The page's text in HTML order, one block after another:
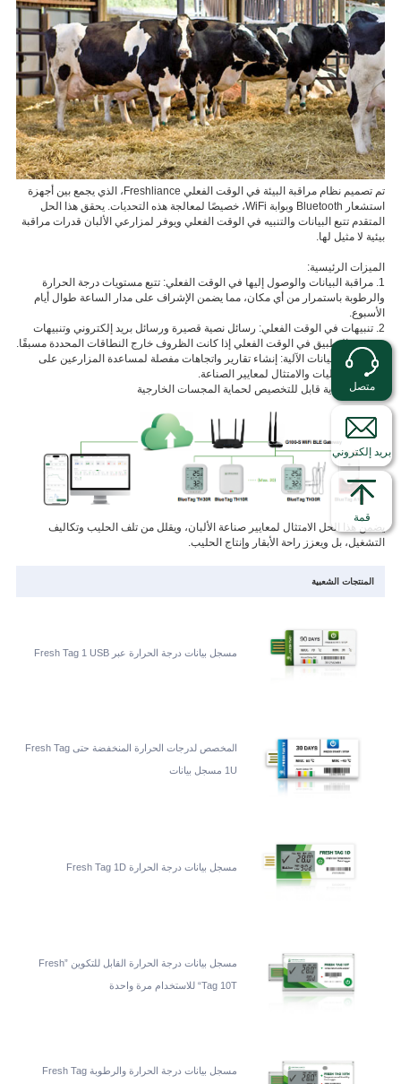
العربية
تم تصميم نظام مراقبة البيئة في الوقت الفعلي Freshliance، الذي يجمع بين أجهزة
استشعار Bluetooth وبوابة WiFi، خصيصًا لمعالجة هذه التحديات. يحقق هذا الحل
المتقدم تتبع البيانات والتنبيه في الوقت الفعلي ويوفر لمزارعي الألبان قدرات مراقبة
بيئية لا مثيل لها.
الميزات الرئيسية:
1. مراقبة البيانات والوصول إليها في الوقت الفعلي: تتبع مستويات درجة الحرارة
والرطوبة باستمرار من أي مكان، مما يضمن الإشراف على مدار الساعة طوال أيام
الأسبوع.
2. تنبيهات في الوقت الفعلي: رسائل نصية قصيرة ورسائل بريد إلكتروني وتنبيهات
دفع عبر التطبيق في الوقت الفعلي إذا كانت الظروف خارج النطاقات المحددة مسبقًا.
3. معالجة البيانات الآلية: إنشاء تقارير واتجاهات مفصلة لمساعدة المزارعين على
تحسين العمليات والامتثال لمعايير الصناعة.
يضمن هذا الحل الامتثال لمعايير صناعة الألبان، ويقلل من تلف الحليب وتكاليف
التشغيل، بل ويعزز راحة الأبقار وإنتاج الحليب.
المنتجات الشعبية
مسجل بيانات درجة الحرارة عبر Fresh Tag 1 USB
المخصص لدرجات الحرارة المنخفضة حتى Fresh Tag
1U مسجل بيانات
مسجل بيانات درجة الحرارة Fresh Tag 1D
مسجل بيانات درجة الحرارة القابل للتكوين ”Fresh
Tag 10T“ للاستخدام مرة واحدة
مسجل بيانات درجة الحرارة والرطوبة Fresh Tag
متصل
بريد إلكتروني
قمة